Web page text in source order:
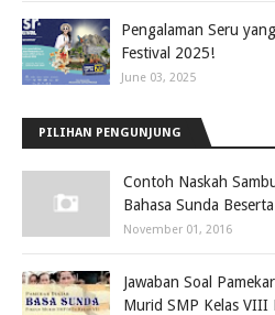
Pengalaman Seru
Festival 2025!
June 03, 2025
PILIHAN PENGUNJUNG
Contoh Naskah
Bahasa Sunda
November 01, 2016
Jawaban Soal
Murid SMP Kelas